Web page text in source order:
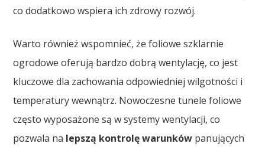
co dodatkowo wspiera ich zdrowy rozwój.
Warto również wspomnieć, że foliowe szklarnie
ogrodowe oferują bardzo dobrą wentylację, co jest
kluczowe dla zachowania odpowiedniej wilgotności i
temperatury wewnątrz. Nowoczesne tunele foliowe
często wyposażone są w systemy wentylacji, co
pozwala na lepszą kontrolę warunków panujących